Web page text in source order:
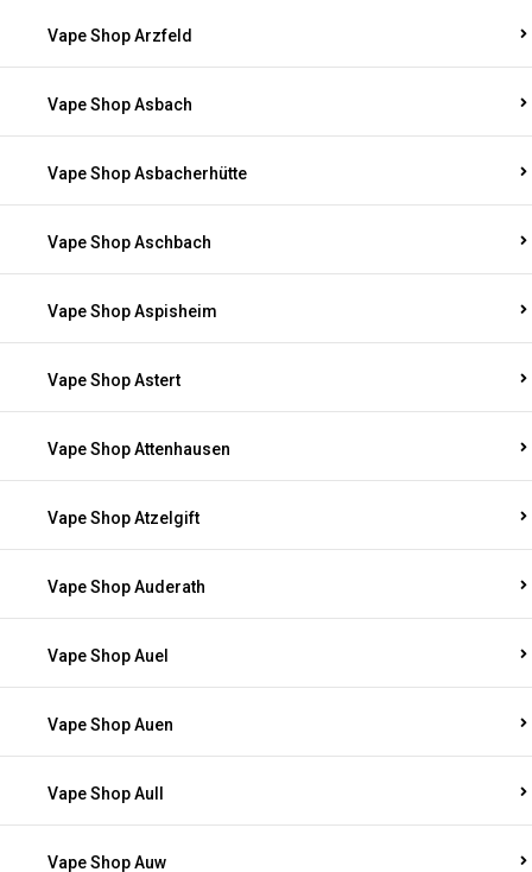
Vape Shop Arzfeld
Vape Shop Asbach
Vape Shop Asbacherhütte
Vape Shop Aschbach
Vape Shop Aspisheim
Vape Shop Astert
Vape Shop Attenhausen
Vape Shop Atzelgift
Vape Shop Auderath
Vape Shop Auel
Vape Shop Auen
Vape Shop Aull
Vape Shop Auw